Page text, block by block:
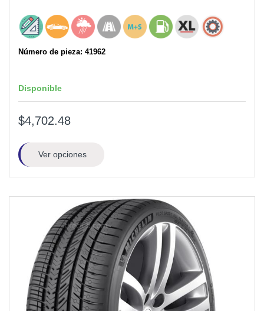
Número de pieza: 41962
Disponible
$4,702.48
Ver opciones